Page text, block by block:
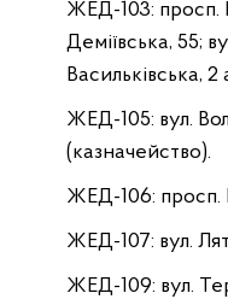
ЖЕД-103: просп.
Деміївська, 55;
Васильківська, 2
ЖЕД-105: вул.
(казначейство).
ЖЕД-106: просп.
ЖЕД-107: вул.
ЖЕД-109: вул.